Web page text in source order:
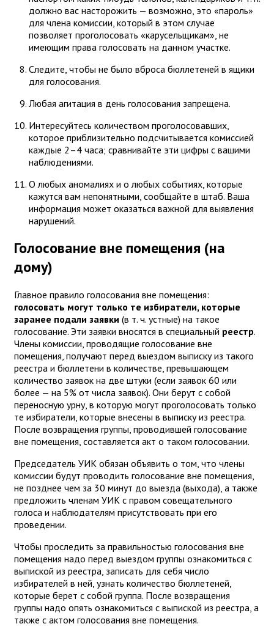
должно вас насторожить — возможно, это «пароль»
для члена комиссии, который в этом случае
позволяет проголосовать «карусельщикам», не
имеющим права голосовать на данном участке.
Следите, чтобы не было вброса бюллетеней в ящики
для голосования.
Любая агитация в день голосования запрещена.
Интересуйтесь количеством проголосовавших,
которое приблизительно подсчитывается комиссией
каждые 2–4 часа; сравнивайте эти цифры с вашими
наблюдениями.
О любых аномалиях и о любых событиях, которые
кажутся вам непонятными, сообщайте в штаб. Ваша
информация может оказаться важной для выявления
нарушений.
Голосование вне помещения (на
дому)
Главное правило голосования вне помещения:
голосовать могут только те избиратели, которые
заранее подали заявки (в т. ч. устные) на такое
голосование. Эти заявки вносятся в специальный реестр.
Члены комиссии, проводящие голосование вне
помещения, получают перед выездом выписку из такого
реестра и бюллетени в количестве, превышающем
количество заявок на две штуки (если заявок 60 или
более — на 5% от числа заявок). Они берут с собой
переносную урну, в которую могут проголосовать только
те избиратели, которые внесены в выписку из реестра.
После возвращения группы, проводившей голосование
вне помещения, составляется акт о таком голосовании.
Председатель УИК обязан объявить о том, что члены
комиссии будут проводить голосование вне помещения,
не позднее чем за 30 минут до выезда (выхода), а также
предложить членам УИК с правом совещательного
голоса и наблюдателям присутствовать при его
проведении.
Чтобы проследить за правильностью голосования вне
помещения надо перед выездом группы ознакомиться с
выпиской из реестра, записать для себя число
избирателей в ней, узнать количество бюллетеней,
которые берет с собой группа. После возвращения
группы надо опять ознакомиться с выпиской из реестра, а
также с актом голосования вне помещения.